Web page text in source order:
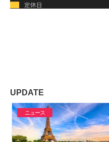
UPDATE
ニュース